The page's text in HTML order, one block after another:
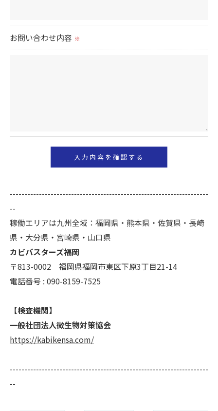
当社では、お客様の個人情報の開示･訂正･削除・利
個人情報の開示･訂正･削除・利用停止の具体的手続
きにつきましては、お電話でお問合せ下さい。
お問い合わせ内容 ※
--------------------------------------------------------------------
--
稼働エリアは九州全域：福岡県・熊本県・佐賀県・長崎
県・大分県・宮崎県・山口県
カビバスターズ福岡
〒813-0002 福岡県福岡市東区下原3丁目21-14
電話番号 : 090-8159-7525
【検査機関】
一般社団法人微生物対策協会
https://kabikensa.com/
--------------------------------------------------------------------
--